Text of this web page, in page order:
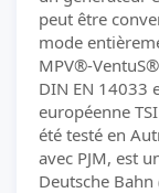
peut être
mode
MPV®-
DIN EN 14033
européenne
été testé en
avec PJM, est
Deutsche Bahn